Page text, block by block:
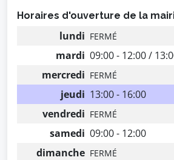
Horaires d'ouverture de la
lundi FERMÉ
mardi 09:00 - 12:00 /
mercredi FERMÉ
jeudi 13:00 - 16:00
vendredi FERMÉ
samedi 09:00 - 12:00
dimanche FERMÉ